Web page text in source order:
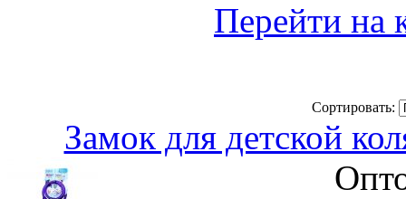
Перейти на
Сортировать:
Замок для детской